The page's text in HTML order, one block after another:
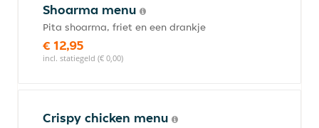
Shoarma menu
Pita shoarma, friet en een drankje
€ 12,95
incl. statiegeld (€ 0,00)
Crispy chicken menu